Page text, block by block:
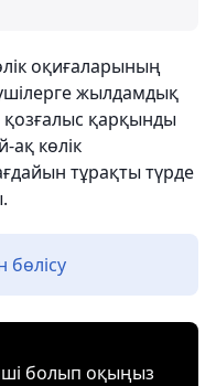
оқиғаларының
жылдамдық
қозғалыс қарқынды
ақ көлік
тұрақты түрде
болып оқыңыз